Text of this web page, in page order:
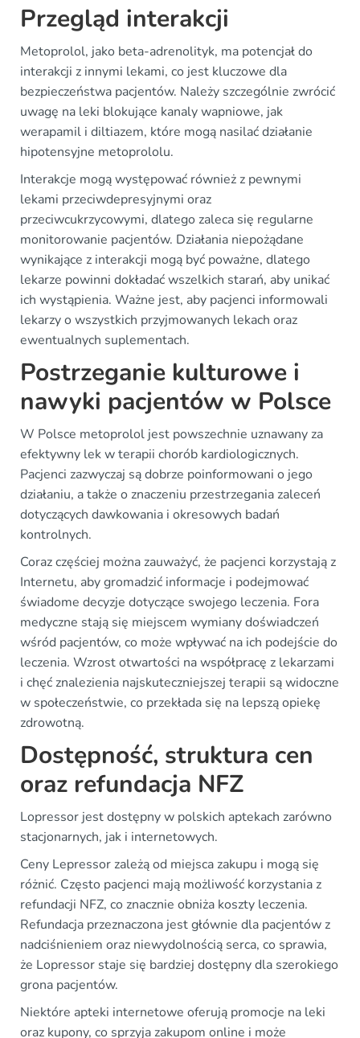
Przegląd interakcji
Metoprolol, jako beta-adrenolityk, ma potencjał do
interakcji z innymi lekami, co jest kluczowe dla
bezpieczeństwa pacjentów. Należy szczególnie zwrócić
uwagę na leki blokujące kanaly wapniowe, jak
werapamil i diltiazem, które mogą nasilać działanie
hipotensyjne metoprololu.
Interakcje mogą występować również z pewnymi
lekami przeciwdepresyjnymi oraz
przeciwcukrzycowymi, dlatego zaleca się regularne
monitorowanie pacjentów. Działania niepożądane
wynikające z interakcji mogą być poważne, dlatego
lekarze powinni dokładać wszelkich starań, aby unikać
ich wystąpienia. Ważne jest, aby pacjenci informowali
lekarzy o wszystkich przyjmowanych lekach oraz
ewentualnych suplementach.
Postrzeganie kulturowe i
nawyki pacjentów w Polsce
W Polsce metoprolol jest powszechnie uznawany za
efektywny lek w terapii chorób kardiologicznych.
Pacjenci zazwyczaj są dobrze poinformowani o jego
działaniu, a także o znaczeniu przestrzegania zaleceń
dotyczących dawkowania i okresowych badań
kontrolnych.
Coraz częściej można zauważyć, że pacjenci korzystają z
Internetu, aby gromadzić informacje i podejmować
świadome decyzje dotyczące swojego leczenia. Fora
medyczne stają się miejscem wymiany doświadczeń
wśród pacjentów, co może wpływać na ich podejście do
leczenia. Wzrost otwartości na współpracę z lekarzami
i chęć znalezienia najskuteczniejszej terapii są widoczne
w społeczeństwie, co przekłada się na lepszą opiekę
zdrowotną.
Dostępność, struktura cen
oraz refundacja NFZ
Lopressor jest dostępny w polskich aptekach zarówno
stacjonarnych, jak i internetowych.
Ceny Lepressor zależą od miejsca zakupu i mogą się
różnić. Często pacjenci mają możliwość korzystania z
refundacji NFZ, co znacznie obniża koszty leczenia.
Refundacja przeznaczona jest głównie dla pacjentów z
nadciśnieniem oraz niewydolnością serca, co sprawia,
że Lopressor staje się bardziej dostępny dla szerokiego
grona pacjentów.
Niektóre apteki internetowe oferują promocje na leki
oraz kupony, co sprzyja zakupom online i może